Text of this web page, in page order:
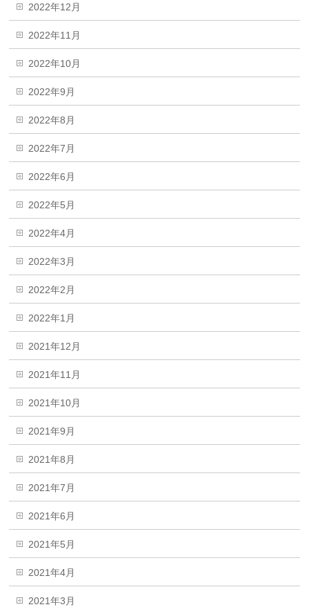
2022年12月
2022年11月
2022年10月
2022年9月
2022年8月
2022年7月
2022年6月
2022年5月
2022年4月
2022年3月
2022年2月
2022年1月
2021年12月
2021年11月
2021年10月
2021年9月
2021年8月
2021年7月
2021年6月
2021年5月
2021年4月
2021年3月